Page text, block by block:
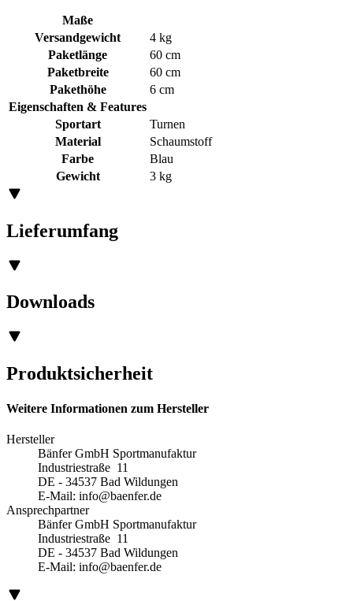
Maße
Versandgewicht
4 kg
Paketlänge
60 cm
Paketbreite
60 cm
Pakethöhe
6 cm
Eigenschaften & Features
Sportart
Turnen
Material
Schaumstoff
Farbe
Blau
Gewicht
3 kg
Lieferumfang
Downloads
Produktsicherheit
Weitere Informationen zum Hersteller
Hersteller
Bänfer GmbH Sportmanufaktur
Industriestraße 11
DE - 34537 Bad Wildungen
E-Mail: info@baenfer.de
Ansprechpartner
Bänfer GmbH Sportmanufaktur
Industriestraße 11
DE - 34537 Bad Wildungen
E-Mail: info@baenfer.de